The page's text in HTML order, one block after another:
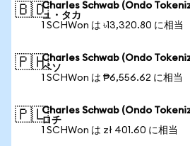
🇧🇩Charles Schwab (Ondo
ュ・タカ
1 SCHWon は ৳13,320.80 に相当
🇵🇭Charles Schwab (Ondo
ペソ
1 SCHWon は ₱6,556.62 に相当
🇵🇱Charles Schwab (Ondo
ロチ
1 SCHWon は zł 401.60 に相当